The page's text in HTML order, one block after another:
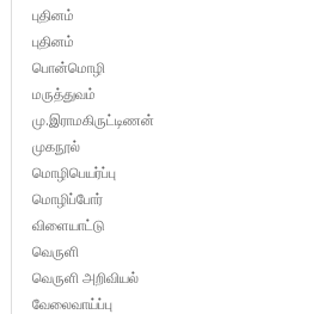
புதினம்
புதினம்
பொன்மொழி
மருத்துவம்
மு.இராமகிருட்டிணன்
முகநூல்
மொழிபெயர்ப்பு
மொழிப்போர்
விளையாட்டு
வெருளி
வெருளி அறிவியல்
வேலைவாய்ப்பு